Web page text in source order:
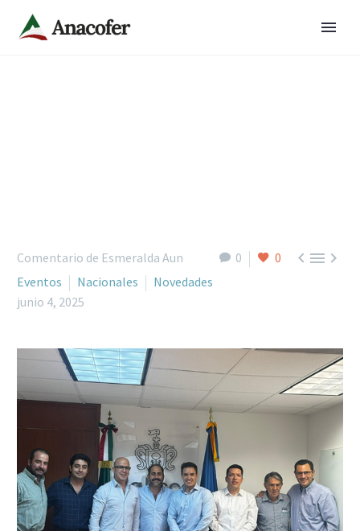
0 0 
Comentario de Esmeralda Aun
Eventos
Nacionales
Novedades
junio 4, 2025